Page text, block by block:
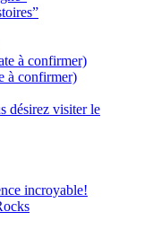
à confirmer)
à confirmer)
désirez visiter le
incroyable!